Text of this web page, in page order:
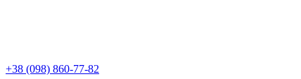
+38 (098) 860-77-82